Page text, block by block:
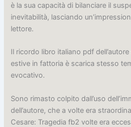
è la sua capacità di bilanciare il
inevitabilità, lasciando
lettore.
Il ricordo libro italiano pdf
estive in fattoria è scarica stesso
evocativo.
Sono rimasto colpito dall’uso
dell’autore, che a volte era
Cesare: Tragedia fb2 volte era